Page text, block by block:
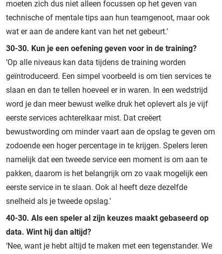
moeten zich dus niet alleen focussen op het geven van
technische of mentale tips aan hun teamgenoot, maar ook
wat er aan de andere kant van het net gebeurt.’
30-30. Kun je een oefening geven voor in de training?
‘Op alle niveaus kan data tijdens de training worden
geïntroduceerd. Een simpel voorbeeld is om tien services te
slaan en dan te tellen hoeveel er in waren. In een wedstrijd
word je dan meer bewust welke druk het oplevert als je vijf
eerste services achterelkaar mist. Dat creëert
bewustwording om minder vaart aan de opslag te geven om
zodoende een hoger percentage in te krijgen. Spelers leren
namelijk dat een tweede service een moment is om aan te
pakken, daarom is het belangrijk om zo vaak mogelijk een
eerste service in te slaan. Ook al heeft deze dezelfde
snelheid als je tweede opslag.’
40-30. Als een speler al zijn keuzes maakt gebaseerd op
data. Wint hij dan altijd?
‘Nee, want je hebt altijd te maken met een tegenstander. We